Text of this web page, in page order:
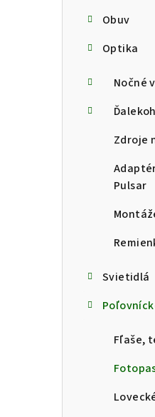
Obuv
Optika
Nočné
Zdroje
Pulsar
Svietidlá
Fľaše,